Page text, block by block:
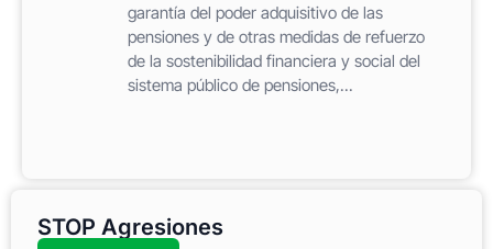
garantía del poder adquisitivo de las
pensiones y de otras medidas de refuerzo
de la sostenibilidad financiera y social del
sistema público de pensiones,...
STOP Agresiones